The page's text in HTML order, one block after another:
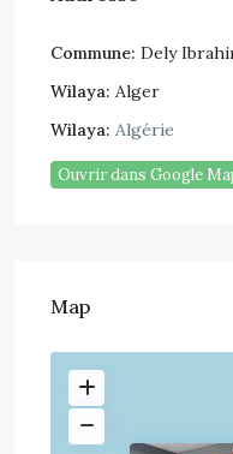
Commune: Dely
Wilaya: Alger
Wilaya: Algérie
Ouvrir dans Google
Map